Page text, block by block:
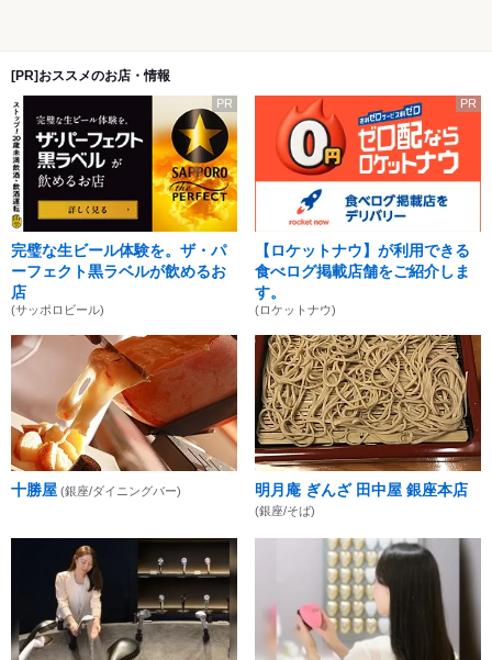
[PR]おススメのお店・情報
PR
完璧な生ビール体験を。ザ・パ
ーフェクト黒ラベルが飲めるお
店
(サッポロビール)
PR
【ロケットナウ】が利用できる
食べログ掲載店舗をご紹介しま
す。
(ロケットナウ)
十勝屋 (銀座/ダイニングバー) 明月庵 ぎんざ 田中屋 銀座本店
(銀座/そば)